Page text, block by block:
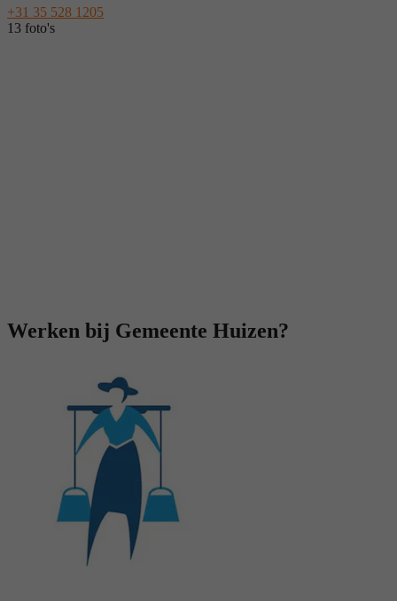
+31 35 528 1205
13 foto's
Werken bij Gemeente Huizen?